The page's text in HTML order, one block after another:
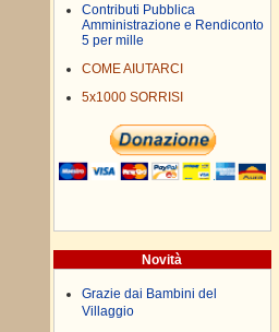
Contributi Pubblica
Amministrazione e Rendiconto
5 per mille
COME AIUTARCI
5x1000 SORRISI
Novità
Grazie dai Bambini del
Villaggio